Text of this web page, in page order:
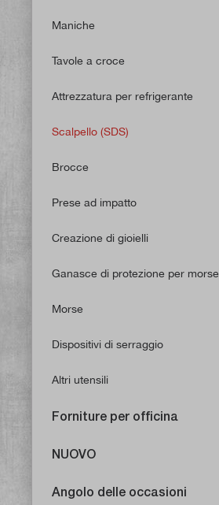
Maniche
Tavole a croce
Attrezzatura per refrigerante
Scalpello (SDS)
Brocce
Prese ad impatto
Creazione di gioielli
Ganasce di protezione per morse
Morse
Dispositivi di serraggio
Altri utensili
Forniture per officina
NUOVO
Angolo delle occasioni